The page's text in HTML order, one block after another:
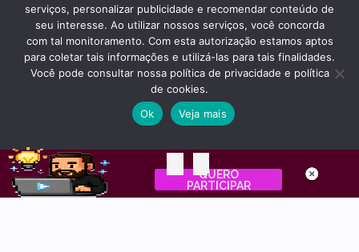
estudonautaé
maisque um
aluno
01 05
Horas
QUERO
PARTICIPAR
serviços, personalizar publicidade e recomendar conteúdo de
seu interesse. Ao utilizar nossos serviços, você concorda
com tal monitoramento. Com esta autorização estamos aptos
para coletar tais informações e utilizá-las para tais finalidades.
Você pode consultar nossa política de privacidade e política
de cookies.
Ok
Veja mais